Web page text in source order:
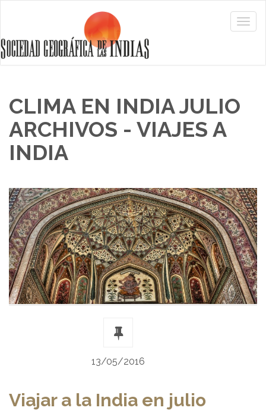
CLIMA EN INDIA JULIO
ARCHIVOS - VIAJES A
INDIA
13/05/2016
Viajar a la India en julio